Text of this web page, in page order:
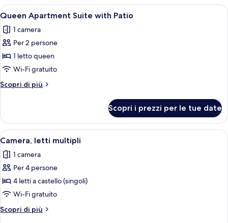
letti
multipli
Apri
tutte
le
foto
per
Queen
Apartment
Suite
Patio
Un soggiorno con un divano verde
6
Queen Apartment Suite with Patio
1 camera
Per 2 persone
1 letto queen
Wi-Fi gratuito
Scopri di più
Altri
Apartment
Suite
with
Scopri i prezzi per le tue date
Apri
tutte
le
foto
per
Camera,
letti
multipli
Un letto a castello con ringhiere in
4
Camera, letti multipli
1 camera
Per 4 persone
4 letti a castello (singoli)
Wi-Fi gratuito
Scopri di più
Altri